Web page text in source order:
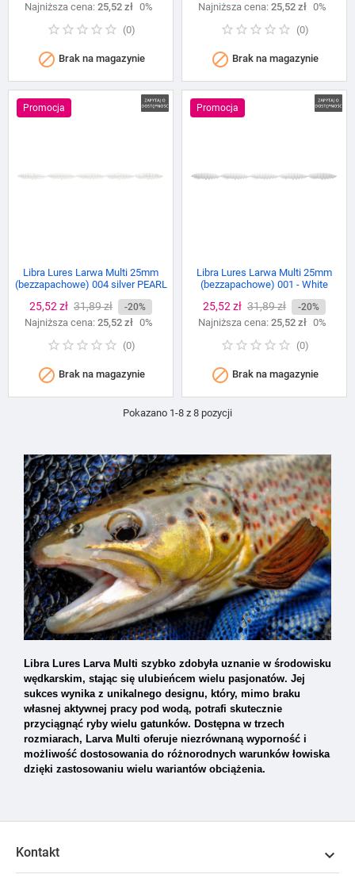
podstawowa
Najniższa cena: 25,52 zł 0%
(0)
 Brak na magazynie
podstawowa
Najniższa cena: 25,52 zł 0%
(0)
 Brak na magazynie
Promocja
Libra Lures Larwa Multi 25mm
(bezzapachowe) 004 silver PEARL
Cena
25,52 zł Cena
podstawowa
31,89 zł -20%
Najniższa cena: 25,52 zł 0%
(0)
 Brak na magazynie
Promocja
Libra Lures Larwa Multi 25mm
(bezzapachowe) 001 - White
Cena
25,52 zł Cena
podstawowa
31,89 zł -20%
Najniższa cena: 25,52 zł 0%
(0)
 Brak na magazynie
Pokazano 1-8 z 8 pozycji
Libra Lures Larva Multi szybko zdobyła uznanie w środowisku
wędkarskim, stając się ulubieńcem wielu pasjonatów. Jej
sukces wynika z unikalnego designu, który, mimo braku
własnej aktywnej pracy pod wodą, potrafi skutecznie
przyciągnąć ryby wielu gatunków. Dostępna w trzech
rozmiarach, Larva Multi oferuje niezrównaną wyporność i
możliwość dostosowania do różnorodnych warunków łowiska
dzięki zastosowaniu wielu wariantów obciążenia.
Kontakt 